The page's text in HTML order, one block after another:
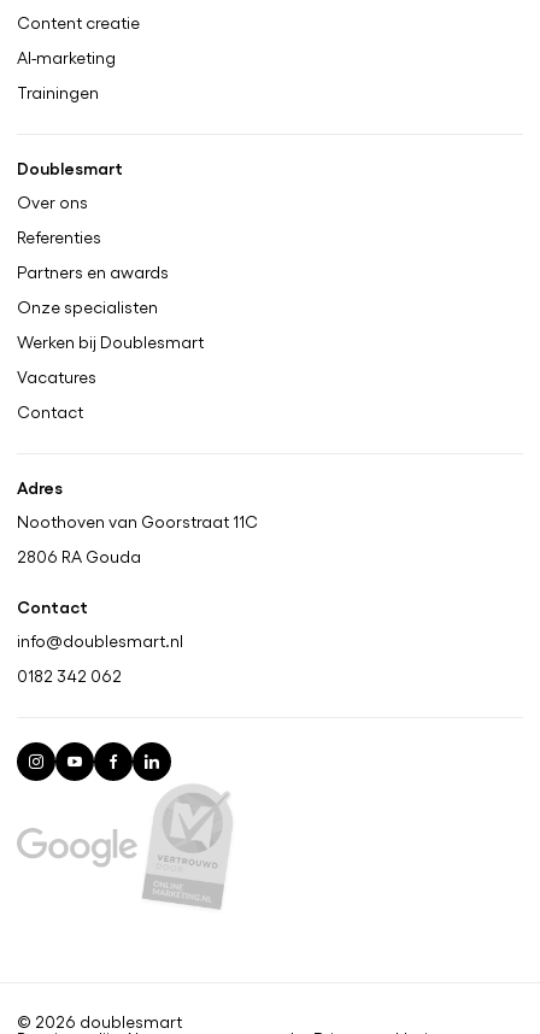
Content creatie
AI-marketing
Trainingen
Doublesmart
Over ons
Referenties
Partners en awards
Onze specialisten
Werken bij Doublesmart
Vacatures
Contact
Adres
Noothoven van Goorstraat 11C
2806 RA Gouda
Contact
info@doublesmart.nl
0182 342 062
© 2026 doublesmart